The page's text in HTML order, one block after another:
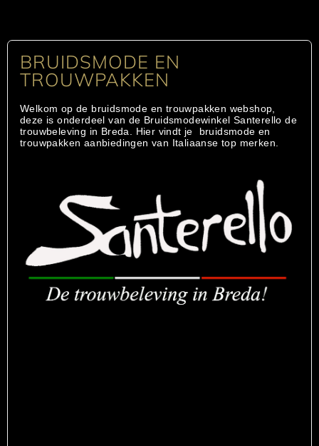
BRUIDSMODE EN
TROUWPAKKEN
Welkom op de bruidsmode en trouwpakken webshop,
deze is onderdeel van de Bruidsmodewinkel Santerello de
trouwbeleving in Breda. Hier vindt je bruidsmode en
trouwpakken aanbiedingen van Italiaanse top merken.